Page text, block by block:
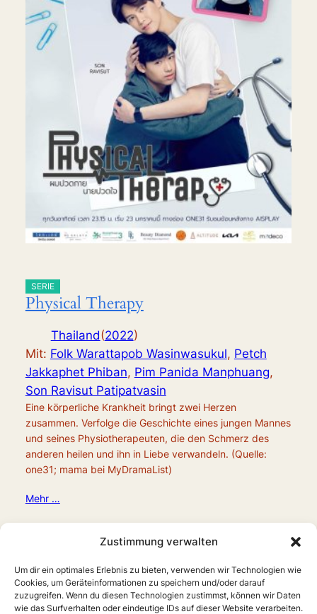
Zustimmung verwalten
Um dir ein optimales Erlebnis zu bieten, verwenden wir Technologien wie
Cookies, um Geräteinformationen zu speichern und/oder darauf
zuzugreifen. Wenn du diesen Technologien zustimmst, können wir Daten
wie das Surfverhalten oder eindeutige IDs auf dieser Website verarbeiten.
SERIE
Physical Therapy
Thailand(2022)
Mit: Folk Warattapob Wasinwasukul, Petch
Jakkaphet Phiban, Pim Panida Manphuang,
Son Ravisut Patipatvasin
Eine körperliche Krankheit bringt zwei Herzen
zusammen. Verfolge die Geschichte eines jungen Mannes
und seines Physiotherapeuten, die den Schmerz des
anderen heilen und ihn in Liebe verwandeln. (Quelle:
one31; mama bei MyDramaList)
Mehr …